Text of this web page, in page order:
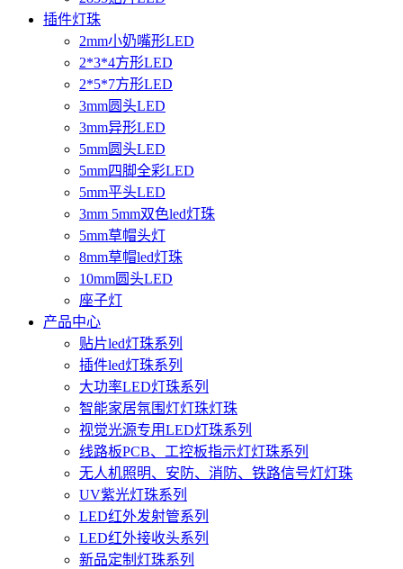
插件灯珠
2mm小奶嘴形LED
2*3*4方形LED
2*5*7方形LED
3mm圆头LED
3mm异形LED
5mm圆头LED
5mm四脚全彩LED
5mm平头LED
3mm 5mm双色led灯珠
5mm草帽头灯
8mm草帽led灯珠
10mm圆头LED
座子灯
产品中心
贴片led灯珠系列
插件led灯珠系列
大功率LED灯珠系列
智能家居氛围灯灯珠灯珠
视觉光源专用LED灯珠系列
线路板PCB、工控板指示灯灯珠系列
无人机照明、安防、消防、铁路信号灯灯珠
UV紫光灯珠系列
LED红外发射管系列
LED红外接收头系列
新品定制灯珠系列